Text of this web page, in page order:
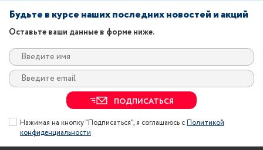
Будьте в курсе наших последних новостей и акций
Оставьте ваши данные в форме ниже.
ПОДПИСАТЬСЯ
Нажимая на кнопку "Подписаться", я соглашаюсь сПолитикой
конфиденциальности